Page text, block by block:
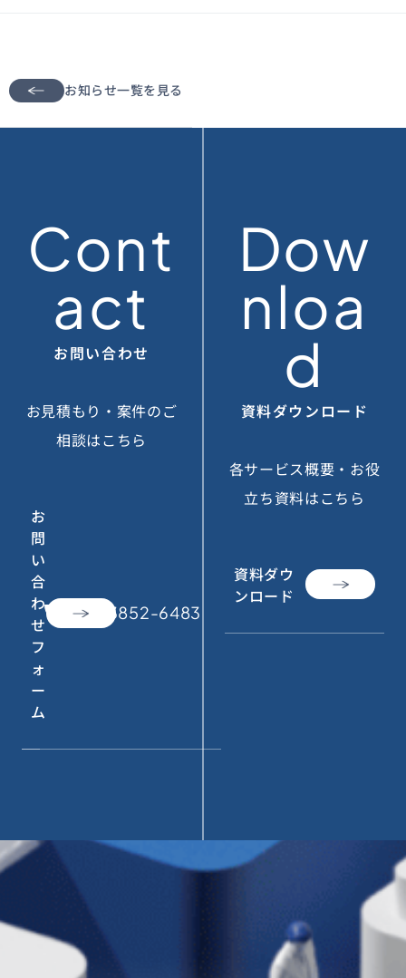
お知らせ一覧を見る
Cont
act
お問い合わせ
お見積もり・案件のご
相談はこちら
お
問
い
合
わ
せ
フ
ォ
ー
ム
call 050-3852-6483
Dow
nloa
d
資料ダウンロード
各サービス概要・お役
立ち資料はこちら
資料ダウ
ンロード